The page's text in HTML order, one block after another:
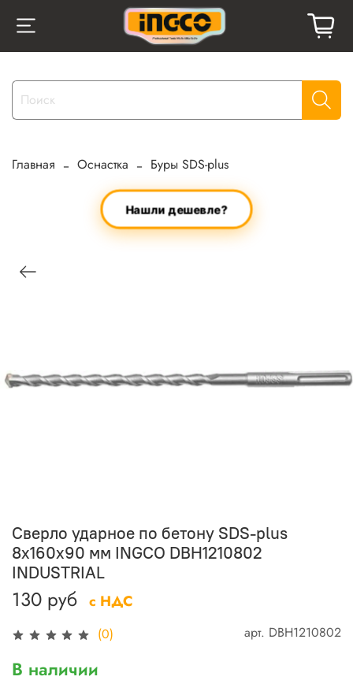
Главная Оснастка Буры SDS-plus
Нашли дешевле?
(0) арт. DBH1210802
Сверло ударное по бетону SDS-plus
8х160х90 мм INGCO DBH1210802
INDUSTRIAL
130 руб с НДС
В наличии